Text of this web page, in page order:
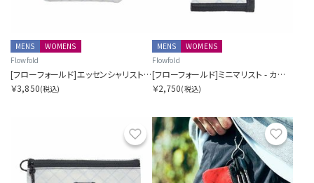
MENS
WOMENS
Flowfold
[フローフォールド]エッセンシャリスト - ミニポーチ
￥3,850(税込)
MENS
WOMENS
Flowfold
[フローフォールド]ミニマリスト - カードホルダーウォレット
￥2,750(税込)
お気に入り お気